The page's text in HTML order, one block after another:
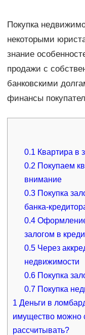
Покупка
некоторыми
знание
продажи с
банковскими
финансы
0.1 Квартира в
0.2 Покупаем
внимание
0.3 Покупка
банка-
0.4
залогом в
0.5 Через
недвижимости
0.6 Покупка
0.7 Покупка
1 Деньги в
имущество можно
рассчитывать?